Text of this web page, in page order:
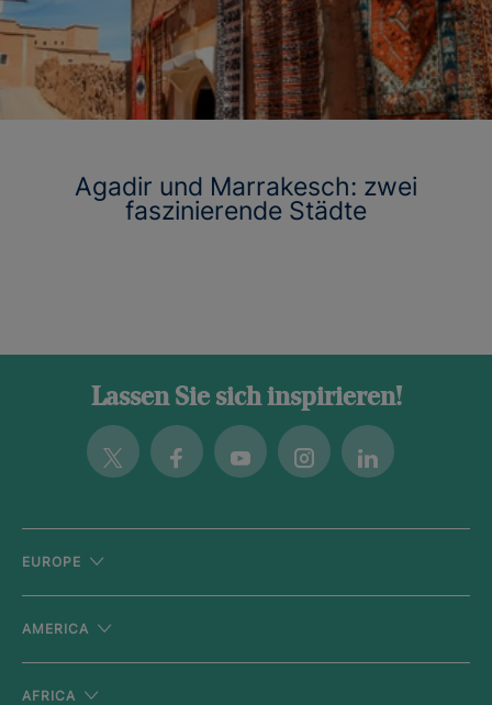
Agadir und Marrakesch: zwei
faszinierende Städte
Lassen Sie sich inspirieren!
Twitter FacebookYoutubeInstagramLinkedin
EUROPE
AMERICA
AFRICA